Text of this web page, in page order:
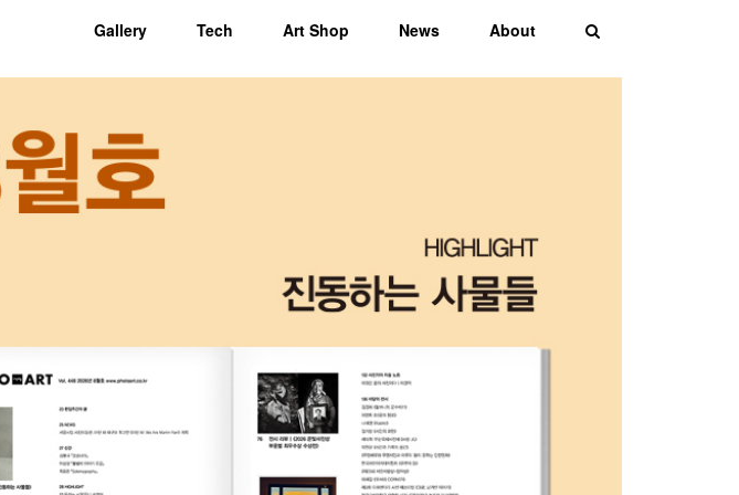
Gallery Tech Art Shop News About